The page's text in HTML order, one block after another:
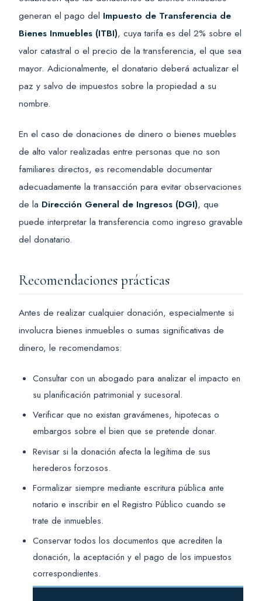
generan el pago del Impuesto de Transferencia de
Bienes Inmuebles (ITBI), cuya tarifa es del 2% sobre el
valor catastral o el precio de la transferencia, el que sea
mayor. Adicionalmente, el donatario deberá actualizar el
paz y salvo de impuestos sobre la propiedad a su
nombre.
En el caso de donaciones de dinero o bienes muebles
de alto valor realizadas entre personas que no son
familiares directos, es recomendable documentar
adecuadamente la transacción para evitar observaciones
de la Dirección General de Ingresos (DGI), que
puede interpretar la transferencia como ingreso gravable
del donatario.
Recomendaciones prácticas
Antes de realizar cualquier donación, especialmente si
involucra bienes inmuebles o sumas significativas de
dinero, le recomendamos:
Consultar con un abogado para analizar el impacto en
su planificación patrimonial y sucesoral.
Verificar que no existan gravámenes, hipotecas o
embargos sobre el bien que se pretende donar.
Revisar si la donación afecta la legítima de sus
herederos forzosos.
Formalizar siempre mediante escritura pública ante
notario e inscribir en el Registro Público cuando se
trate de inmuebles.
Conservar todos los documentos que acrediten la
donación, la aceptación y el pago de los impuestos
correspondientes.